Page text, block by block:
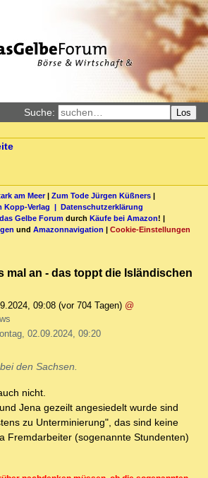
Suche: Los
am Meer| Zum Tode Jürgen Küßners |
Kopp-Verlag | Datenschutzerklärung
Gelbe Forum durch Käufe bei Amazon! |
und Amazonnavigation | Cookie-Einstellungen
mal an - das toppt die Isländischen
09:08 (vor 704 Tagen) @
02.09.2024, 09:20
den Sachsen.
nicht.
Jena gezeilt angesiedelt wurde sind
zu Unterminierung", das sind keine
Fremdarbeiter (sogenannte Stundenten)